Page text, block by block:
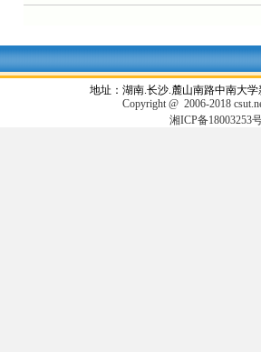
地址：湖南.长沙.麓山南路中南大
Copyright @ 2006-2018
湘ICP备18003253